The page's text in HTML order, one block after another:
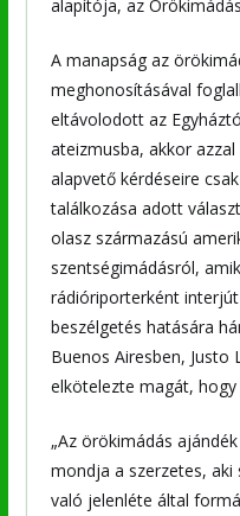
alapítója, az
A manapság az
meghonosításával
eltávolodott az
ateizmusba, akkor
alapvető kérdéseire
találkozása adott
olasz származású
szentségimádásról,
rádióriporterként
beszélgetés hatására
Buenos Airesben, Justo
elkötelezte magát,
„Az örökimádás
mondja a szerzetes, aki
való jelenléte által